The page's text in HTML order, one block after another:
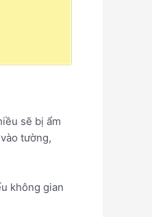
sẽ bị ẩm
tường,
không gian